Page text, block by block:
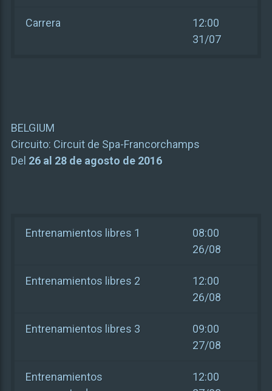
Carrera
12:00
31/07
BELGIUM
Circuito: Circuit de Spa-Francorchamps
Del 26 al 28 de agosto de 2016
Entrenamientos libres 1
08:00
26/08
Entrenamientos libres 2
12:00
26/08
Entrenamientos libres 3
09:00
27/08
Entrenamientos
12:00